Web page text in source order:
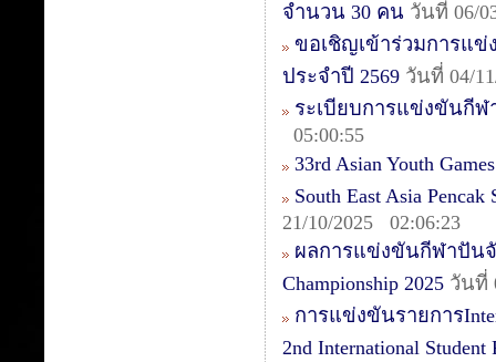
จำนวน 30 คน วันที่ 06/
ขอเชิญเข้าร่วมการแ
ประจำปี 2569 วันที่ 04/
ระเบียบการแข่งขันกีฬ
05:00:55
33rd Asian Youth
South East Asia
21/10/2025 02:06:23
ผลการแข่งขันกีฬาปันจั
Championship 2025 วันที่
การแข่งขันรายการ
2nd International Student